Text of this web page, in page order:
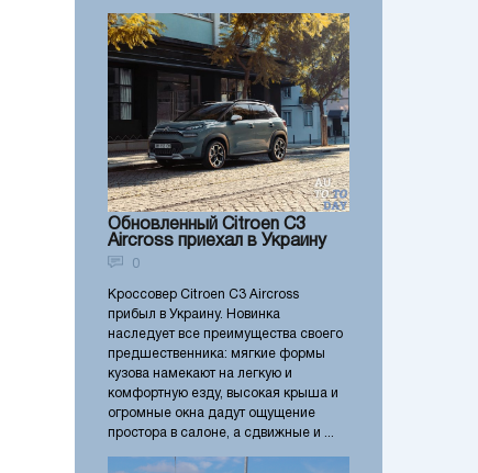
Обновленный Citroen C3
Aircross приехал в Украину
0
Кроссовер Citroen C3 Aircross
прибыл в Украину. Новинка
наследует все преимущества своего
предшественника: мягкие формы
кузова намекают на легкую и
комфортную езду, высокая крыша и
огромные окна дадут ощущение
простора в салоне, а сдвижные и ...